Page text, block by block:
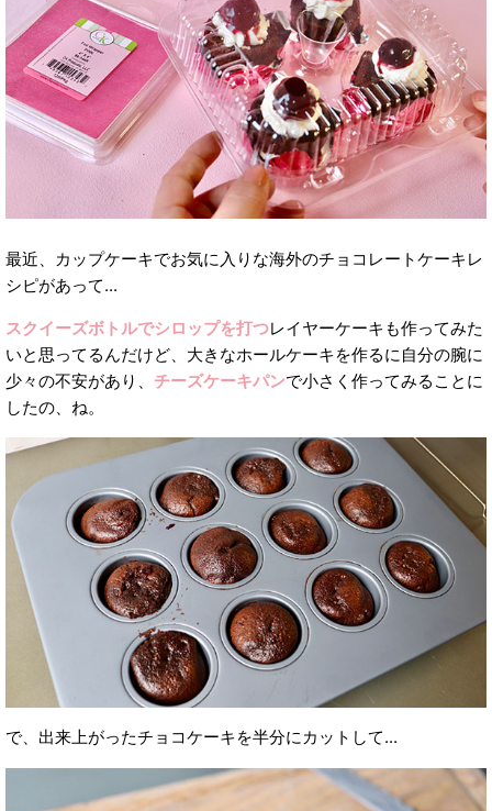
最近、カップケーキでお気に入りな海外のチョコレートケーキレ
シピがあって...
スクイーズボトルでシロップを打つレイヤーケーキも作ってみた
いと思ってるんだけど、大きなホールケーキを作るに自分の腕に
少々の不安があり、 チーズケーキパンで小さく作ってみることに
したの、ね。
で、出来上がったチョコケーキを半分にカットして...